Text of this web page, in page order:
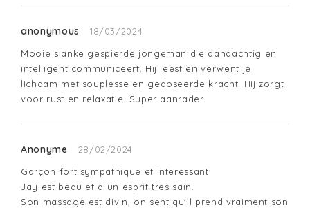
anonymous
18/03/2024
Mooie slanke gespierde jongeman die aandachtig en
intelligent communiceert. Hij leest en verwent je
lichaam met souplesse en gedoseerde kracht. Hij zorgt
voor rust en relaxatie. Super aanrader.
Anonyme
28/02/2024
Garçon fort sympathique et interessant.
Jay est beau et a un esprit tres sain.
Son massage est divin, on sent qu'il prend vraiment son